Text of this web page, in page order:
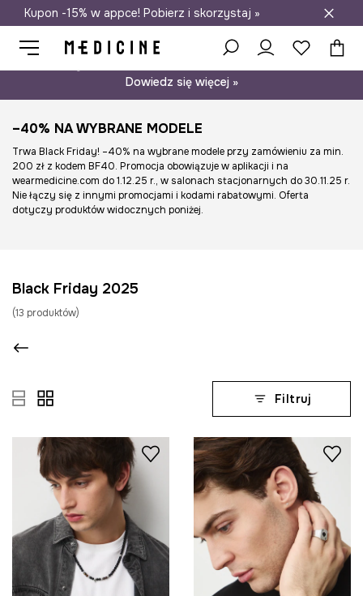
Darmowa dostawa do salonów
Kupon -15% w appce! Pobierz i skorzystaj »
Dowiedz się więcej »
–40% NA WYBRANE MODELE
Trwa Black Friday! –40% na wybrane modele przy zamówieniu za min.
200 zł z kodem BF40. Promocja obowiązuje w aplikacji i na
wearmedicine.com do 1.12.25 r., w salonach stacjonarnych do 30.11.25 r.
Nie łączy się z innymi promocjami i kodami rabatowymi. Oferta
dotyczy produktów widocznych poniżej.
Black Friday 2025
(13 produktów)
Filtruj